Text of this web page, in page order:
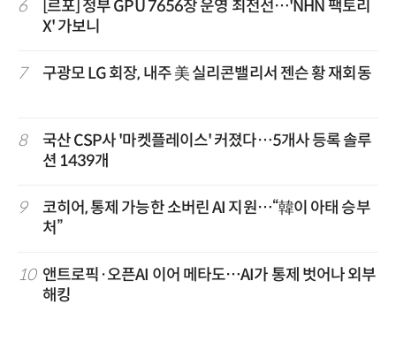
6
[르포] 정부 GPU 7656장 운영 최전선…'NHN 팩토리
X' 가보니
7 구광모 LG 회장, 내주 美 실리콘밸리서 젠슨 황 재회동
8
국산 CSP사 '마켓플레이스' 커졌다…5개사 등록 솔루
션 1439개
9
코히어, 통제 가능한 소버린 AI 지원…“韓이 아태 승부
처”
10 앤트로픽·오픈AI 이어 메타도…AI가 통제 벗어나 외부
해킹